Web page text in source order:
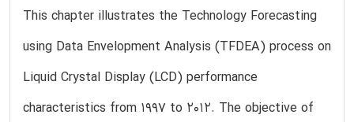
This chapter illustrates the Technology Forecasting
using Data Envelopment Analysis (TFDEA) process on
Liquid Crystal Display (LCD) performance
characteristics from 1997 to 2012. The objective of